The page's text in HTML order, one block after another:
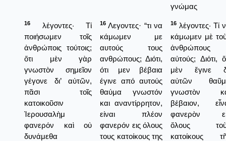
γνώμας
16
λέγοντες· Τί
ποιήσωμεν τοῖς
ἀνθρώποις τούτοις;
ὅτι μὲν γὰρ
γνωστὸν σημεῖον
γέγονε δι’ αὐτῶν,
πᾶσι τοῖς
κατοικοῦσιν
Ἱερουσαλὴμ
φανερόν καὶ οὐ
δυνάμεθα
16 Λεγοντες· “τι να
κάμωμεν με
αυτούς τους
ανθρώπους; Διότι,
ότι μεν βέβαια
έγινε από αυτούς
θαύμα γνωστόν
και αναντίρρητον,
είναι πλέον
φανερόν εις όλους
τους κατοίκους της
16 λέγοντες· Τί
κάμωμεν μὲ
ἀνθρώπους
αὐτούς; Διότι,
μὲν ἔγινε
αὐτῶν
γνωστὸν
βέβαιον,
φανερὸν
ὅλους
κατοίκους